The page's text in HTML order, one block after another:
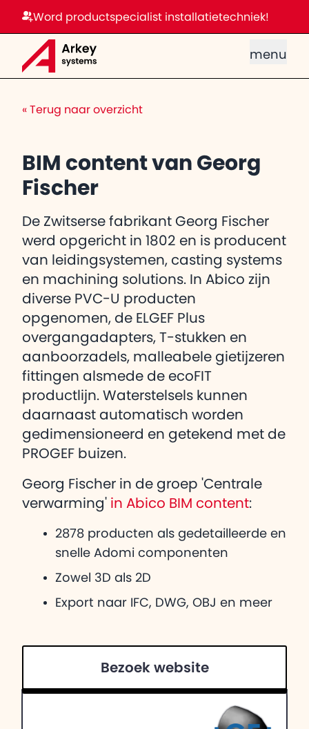
Word productspecialist installatietechniek!
menu
« Terug naar overzicht
BIM content van Georg
Fischer
De Zwitserse fabrikant Georg Fischer
werd opgericht in 1802 en is producent
van leidingsystemen, casting systems
en machining solutions. In Abico zijn
diverse PVC-U producten
opgenomen, de ELGEF Plus
overgangadapters, T-stukken en
aanboorzadels, malleabele gietijzeren
fittingen alsmede de ecoFIT
productlijn. Waterstelsels kunnen
daarnaast automatisch worden
gedimensioneerd en getekend met de
PROGEF buizen.
Georg Fischer in de groep 'Centrale
verwarming' in Abico BIM content:
2878 producten als gedetailleerde en
snelle Adomi componenten
Zowel 3D als 2D
Export naar IFC, DWG, OBJ en meer
Bezoek website